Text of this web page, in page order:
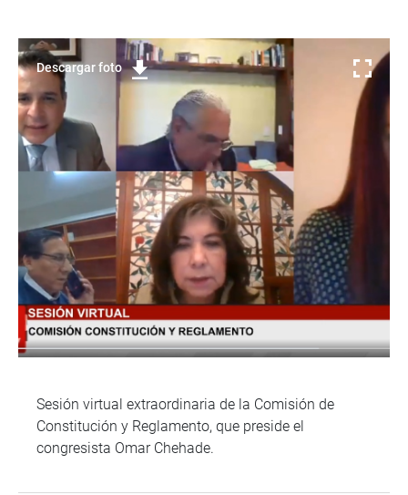
Descargar foto
Sesión virtual extraordinaria de la Comisión de
Constitución y Reglamento, que preside el
congresista Omar Chehade.